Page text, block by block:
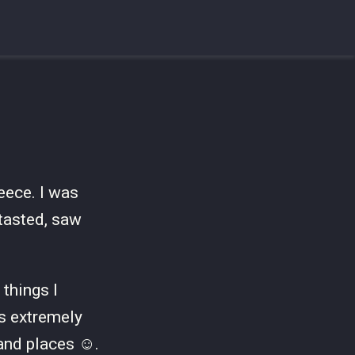
I was
saw
I
extremely
places ☺️.